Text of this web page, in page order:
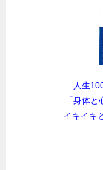
人生
「身体と
イキイキ